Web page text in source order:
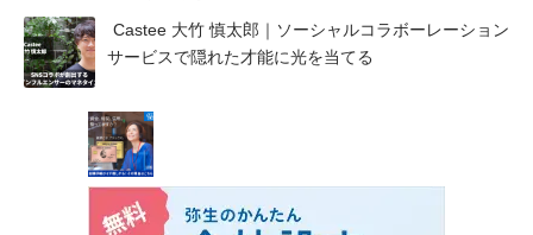
Castee 大竹 慎太郎｜ソーシャルコラボーレーション
サービスで隠れた才能に光を当てる